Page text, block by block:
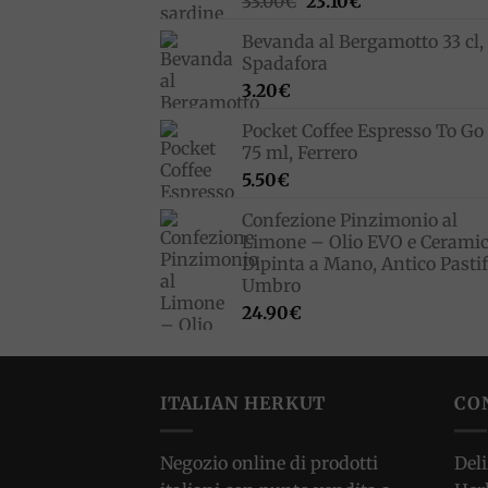
originale
era:
attuale
Bevanda al Bergamotto 33 cl,
Spadafora
3.20€
Pocket Coffee Espresso To Go
75 ml, Ferrero
5.50€
Confezione Pinzimonio al
Limone – Olio EVO e
Dipinta a Mano, Antico
Umbro
24.90€
ITALIAN HERKUT
Negozio online di prodotti